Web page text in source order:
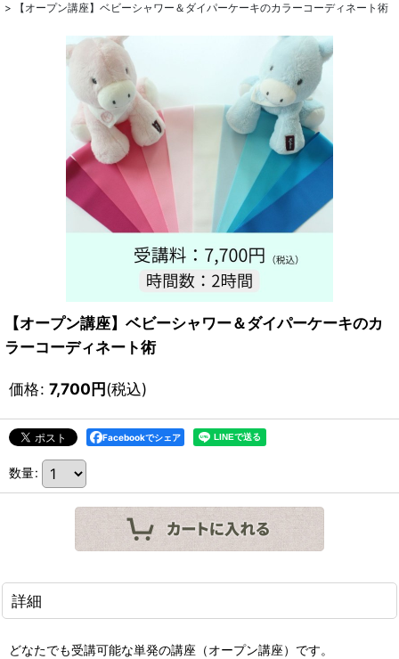
>
【オープン講座】ベビーシャワー＆ダイパーケーキのカラーコーディネート術
【オープン講座】ベビーシャワー＆ダイパーケーキのカ
ラーコーディネート術
価格: 7,700円(税込)
Facebookでシェア
数量:
詳細
どなたでも受講可能な単発の講座（オープン講座）です。